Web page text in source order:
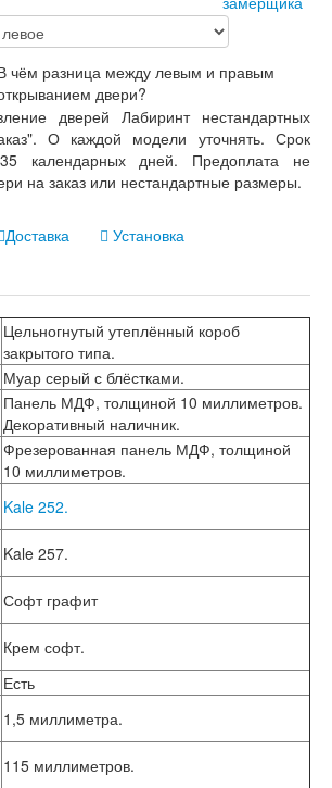
Кармина
Классик Антик медный
Классик Шагрень
Кредор
Лаб Про
Лайн Вайт
Леолаб
Лондон
Лофт
Мегаполис
Норд Плюс
Нью Йорк
Пиано
Пиано Смарт 2.0
Платинум
Полярис лайт
Роял
Сильвер
Сияна
Скайлаб
Скандия
Смартлаб
Соналаб
Термолайт
Термомагнит
Трендо
Тундра Плюс
Урбан
Фрост
Шторм
Эволаб
Брайтон Антрацит
чём разница между левым и правым
двери?
дверей Лабиринт нестандартных
О каждой модели уточнять. Срок
35 календарных дней. Предоплата не
на заказ или нестандартные размеры.
Доставка
Установка
Цельногнутый утеплённый короб
закрытого типа.
Муар серый с блёстками.
Панель МДФ, толщиной 10 миллиметров.
Декоративный наличник.
Фрезерованная панель МДФ, толщиной
10 миллиметров.
Kale 252.
Kale 257.
Софт графит
Крем софт.
Есть
1,5 миллиметра.
115 миллиметров.